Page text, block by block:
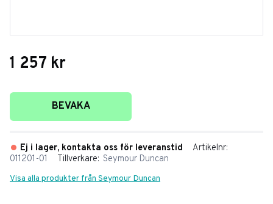
1 257 kr
Lägg till i favoriter
BEVAKA
Ej i lager, kontakta oss för leveranstid
Artikelnr
011201-01
Tillverkare Seymour Duncan
Visa alla produkter från Seymour Duncan